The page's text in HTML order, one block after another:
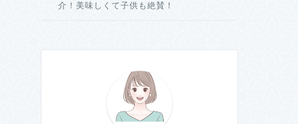
介！美味しくて子供も絶賛！